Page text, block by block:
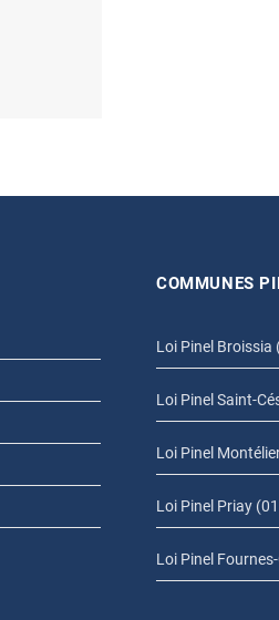
COMMUNES
Loi Pinel Broissia
Loi Pinel Saint-
Loi Pinel
Loi Pinel Priay
Loi Pinel